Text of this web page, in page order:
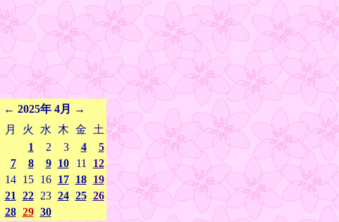
← 2025年 4月
→
月 火 水 木 金
土
1 2 3 4
5
7 8 9 10 11
12
14 15 16 17 18
19
21 22 23 24 25 26
28 29 30